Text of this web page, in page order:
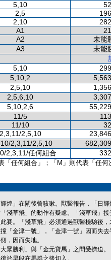
5,10
2,5
2,10
A1
A2
未能
A3
未能
5,10
5,10,2
2,5,10
2,5,6,10
5,10,2,6
11/5
11/10
2,3,11/2,5,10
2,3,11/2,5,10
2,3,11/任何組合
「任何組合」；「M」則代表「任何
煌」在閘後曾咳嗽。獸醫報告，「日
淺草飛」的動作有疑慮。「淺草飛」
賽。「淺草飛」必須通過獸醫檢驗後
「金津一號」，「金津一號」因而失
，因而失地。
眾勝利」與「金元寶馬」之間受擠迫。
於早段在馬群之後切入。